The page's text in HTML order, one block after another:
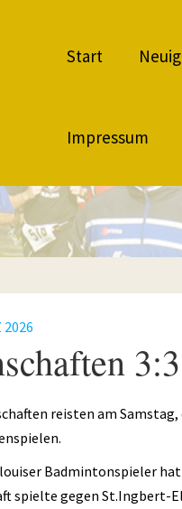
Start
Impressum
2026
3:3
reisten am Samstag,
Badmintonspieler
spielte gegen St.Ingbert-